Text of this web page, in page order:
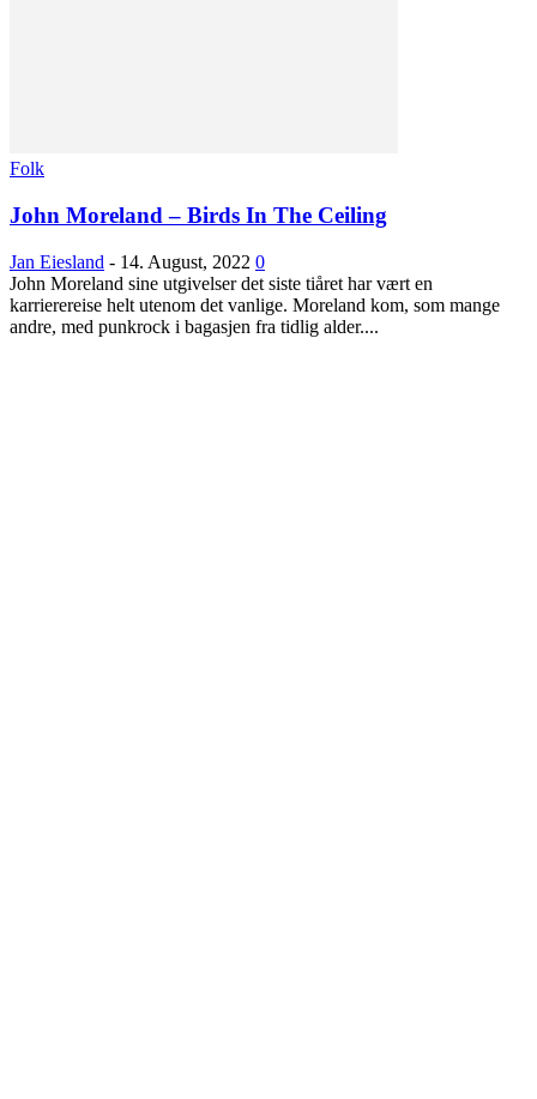
Folk
John Moreland – Birds In The Ceiling
Jan Eiesland - 14. August, 2022 0
John Moreland sine utgivelser det siste tiåret har vært en
karrierereise helt utenom det vanlige. Moreland kom, som mange
andre, med punkrock i bagasjen fra tidlig alder....